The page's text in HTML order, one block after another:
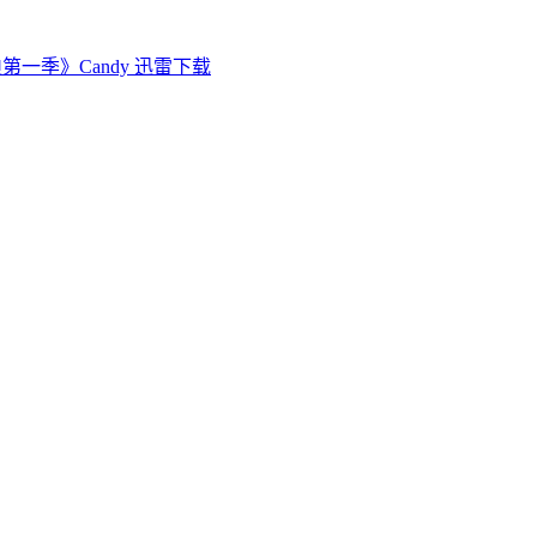
一季》Candy 迅雷下载